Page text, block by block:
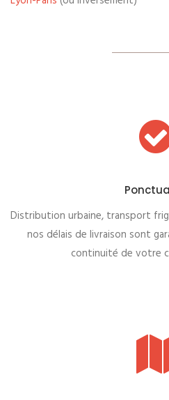
Distribution urbaine, transport
nos délais de livraison sont
continuité de votre